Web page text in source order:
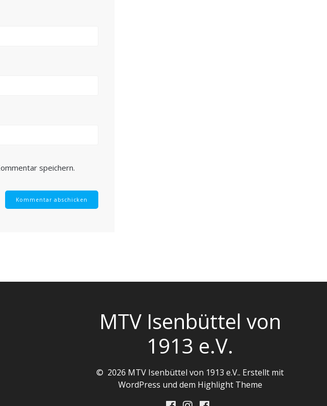
speichern.
MTV Isenbüttel von
1913 e.V.
© 2026 MTV Isenbüttel von 1913 e.V.. Erstellt mit
WordPress und dem Highlight Theme